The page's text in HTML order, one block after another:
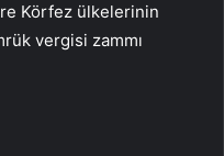
Körfez ülkelerinin
vergisi zammı